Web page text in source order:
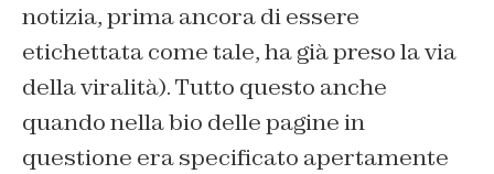
notizia, prima ancora di essere
etichettata come tale, ha già preso la via
della viralità). Tutto questo anche
quando nella bio delle pagine in
questione era specificato apertamente